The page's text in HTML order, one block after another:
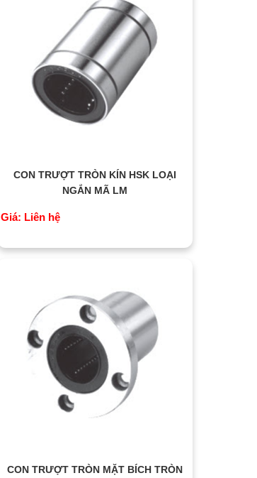
CON TRƯỢT TRÒN KÍN HSK LOẠI
NGẮN MÃ LM
Giá: Liên hệ
CON TRƯỢT TRÒN MẶT BÍCH TRÒN